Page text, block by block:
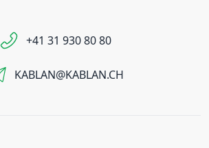
+41 31 930 80 80
KABLAN@KABLAN.CH